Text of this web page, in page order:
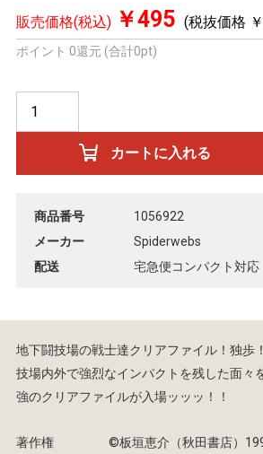
販売価格(税込) ￥495 (税抜価格
ポイント 0還元 (合計0pt)
商品番号
1056922
メーカー
Spiderwebs
配送
宅急便コンパクト対応
地下闘技場の戦士達クリアファイル！独歩
技場内外で強烈なインパクトを残した面々
強のクリアファイルが入場ッッッ！！
著作権 ©︎板垣恵介（秋田書店）